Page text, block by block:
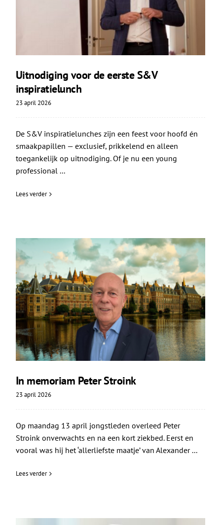
Uitnodiging voor de eerste S&V
inspiratielunch
23 april 2026
De S&V inspiratielunches zijn een feest voor hoofd én
smaakpapillen — exclusief, prikkelend en alleen
toegankelijk op uitnodiging. Of je nu een young
professional ...
Lees verder
In memoriam Peter Stroink
23 april 2026
Op maandag 13 april jongstleden overleed Peter
Stroink onverwachts en na een kort ziekbed. Eerst en
vooral was hij het ‘allerliefste maatje’ van Alexander ...
Lees verder